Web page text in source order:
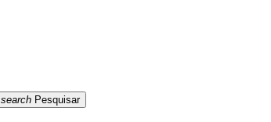
search Pesquisar